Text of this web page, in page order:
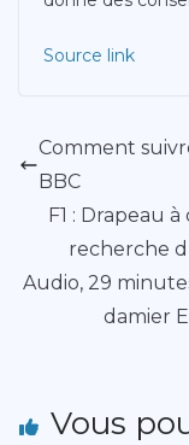
Source link
Comment
BBC
F1 : Drapeau
recherche
Audio, 29
damier
Vous